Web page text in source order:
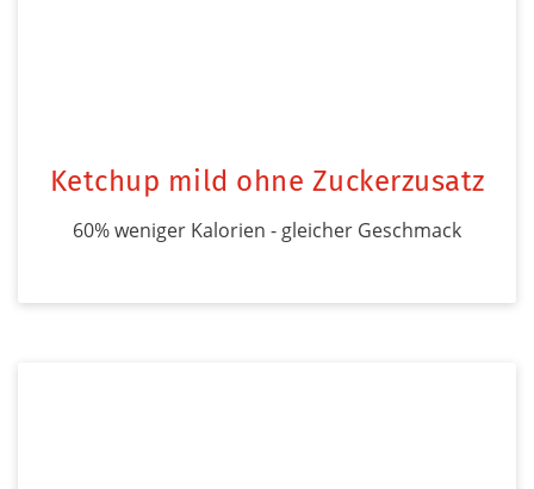
Ketchup mild ohne Zuckerzusatz
60% weniger Kalorien - gleicher Geschmack